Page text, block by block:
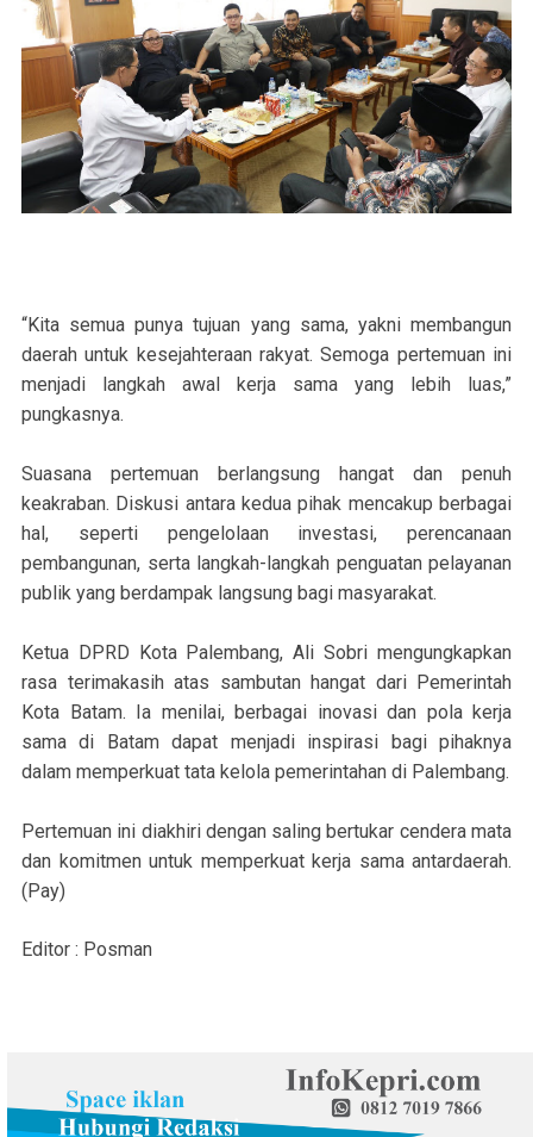
“Kita semua punya tujuan yang sama, yakni membangun
daerah untuk kesejahteraan rakyat. Semoga pertemuan ini
menjadi langkah awal kerja sama yang lebih luas,”
pungkasnya.
Suasana pertemuan berlangsung hangat dan penuh
keakraban. Diskusi antara kedua pihak mencakup berbagai
hal, seperti pengelolaan investasi, perencanaan
pembangunan, serta langkah-langkah penguatan pelayanan
publik yang berdampak langsung bagi masyarakat.
Ketua DPRD Kota Palembang, Ali Sobri mengungkapkan
rasa terimakasih atas sambutan hangat dari Pemerintah
Kota Batam. Ia menilai, berbagai inovasi dan pola kerja
sama di Batam dapat menjadi inspirasi bagi pihaknya
dalam memperkuat tata kelola pemerintahan di Palembang.
Pertemuan ini diakhiri dengan saling bertukar cendera mata
dan komitmen untuk memperkuat kerja sama antardaerah.
(Pay)
Editor : Posman